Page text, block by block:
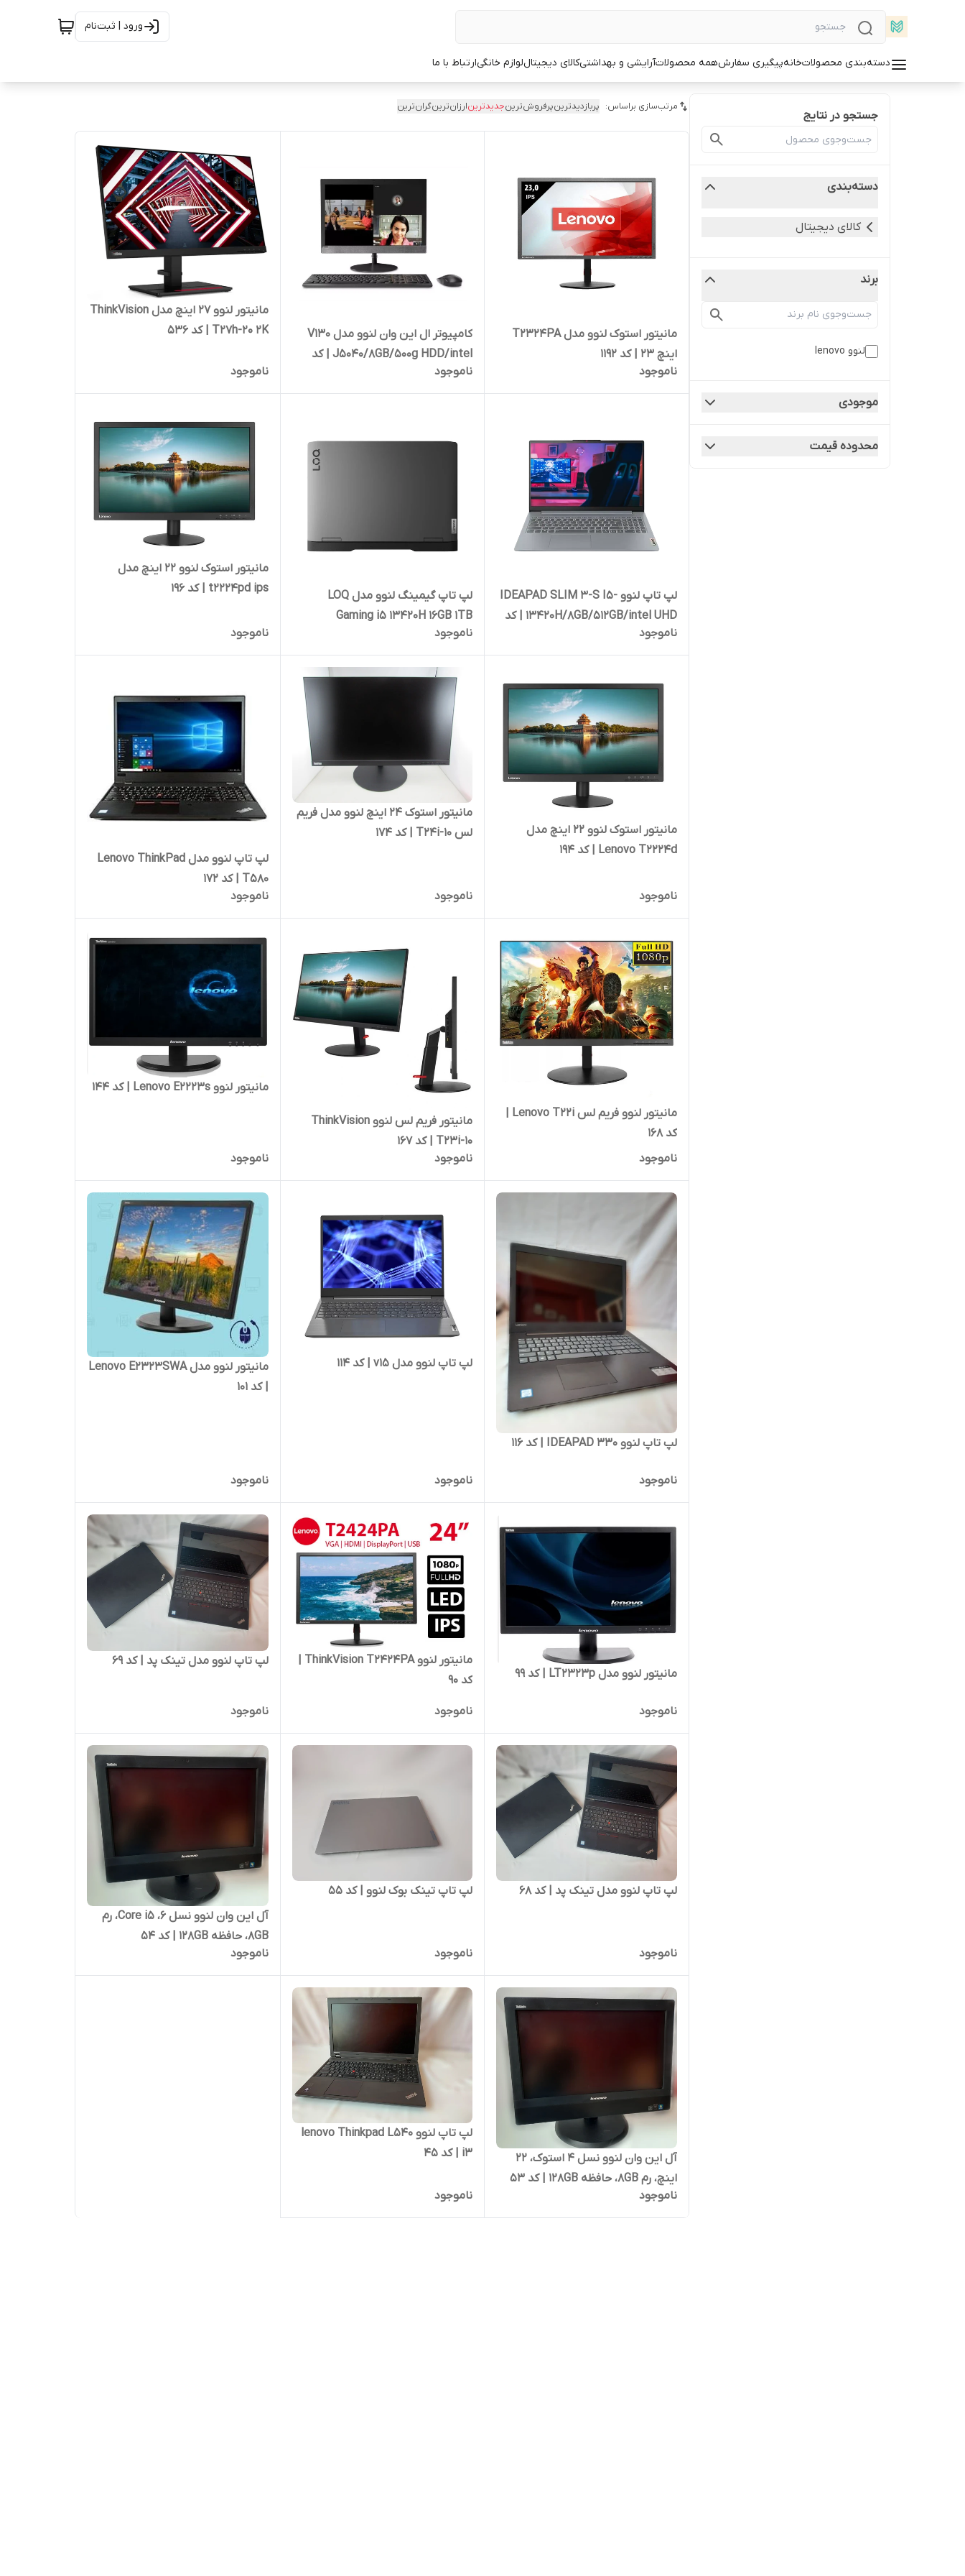
ورود | ثبت‌نام
دسته‌بندی محصولاتخانهپیگیری سفارشهمه محصولاتآرایشی و بهداشتیکالای دیجیتاللوازم خانگیارتباط با ما
جستجو در نتایج
دسته‌بندی
کالای دیجیتال
برند
لنوو lenovo
موجودی
محدوده قیمت
مرتب‌سازی براساس: پربازدیدترینپرفروش‌ترینجدیدترینارزان‌ترینگران‌ترین
مانیتور استوک لنوو مدل T2324PA
اینچ 23 | کد 1192
ناموجود
کامپیوتر ال این وان لنوو مدل V130
J5040/8GB/500g HDD/intel | کد
541
ناموجود
مانیتور لنوو 27 اینچ مدل ThinkVision
T27h-20 2K | کد 536
ناموجود
لپ تاپ لنوو IDEAPAD SLIM 3-S I5-
13420H/8GB/512GB/intel UHD | کد
360
ناموجود
لپ تاپ گیمینگ لنوو مدل LOQ
Gaming i5 13420H 16GB 1TB
RTX3050 | کد 245
ناموجود
مانیتور استوک لنوو 22 اینچ مدل
t2224pd ips | کد 196
ناموجود
مانیتور استوک لنوو 22 اینچ مدل
Lenovo T2224d | کد 194
ناموجود
مانیتور استوک 24 اینچ لنوو مدل فریم
لس T24i-10 | کد 174
ناموجود
لپ تاپ لنوو مدل Lenovo ThinkPad
T580 | کد 172
ناموجود
کد 168
ناموجود
مانیتور فریم لس لنوو ThinkVision
T23i-10 | کد 167
ناموجود
مانیتور لنوو Lenovo E2223s | کد 144
ناموجود
لپ تاپ لنوو IDEAPAD 330 | کد 116
ناموجود
لپ تاپ لنوو مدل v15 | کد 114
ناموجود
مانیتور لنوو مدل Lenovo E2323SWA
| کد 101
ناموجود
مانیتور لنوو مدل LT2323p | کد 99
ناموجود
کد 90
ناموجود
لپ تاپ لنوو مدل تینک پد | کد 69
ناموجود
لپ تاپ لنوو مدل تینک پد | کد 68
ناموجود
لپ تاپ تینک بوک لنوو | کد 55
ناموجود
آل این وان لنوو نسل 6، Core i5، رم
8GB، حافظه 128GB | کد 54
ناموجود
آل این وان لنوو نسل 4 استوک، 22
اینچ، رم 8GB، حافظه 128GB | کد 53
ناموجود
لپ تاپ لنوو lenovo Thinkpad L540
i3 | کد 45
ناموجود